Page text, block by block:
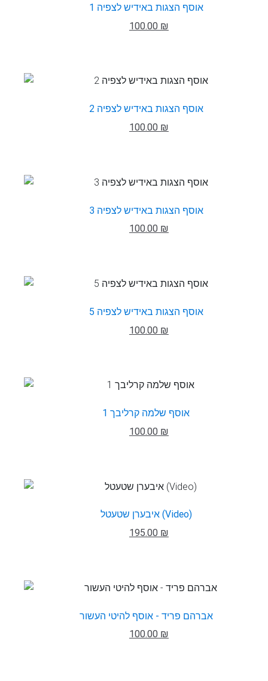
אוסף הצגות באידיש לצפיה 1
100.00 ₪
אוסף הצגות באידיש לצפיה 2
100.00 ₪
אוסף הצגות באידיש לצפיה 3
100.00 ₪
אוסף הצגות באידיש לצפיה 5
100.00 ₪
אוסף שלמה קרליבך 1
100.00 ₪
איבערן שטעטל (Video)
195.00 ₪
אברהם פריד - אוסף להיטי העשור
100.00 ₪